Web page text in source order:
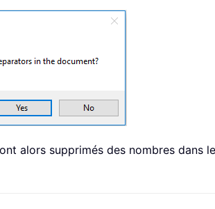
alors supprimés des nombres dans